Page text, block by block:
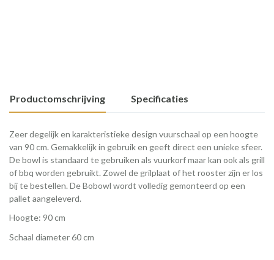
Productomschrijving Specificaties
Zeer degelijk en karakteristieke design vuurschaal op een hoogte
van 90 cm. Gemakkelijk in gebruik en geeft direct een unieke sfeer.
De bowl is standaard te gebruiken als vuurkorf maar kan ook als grill
of bbq worden gebruikt. Zowel de grilplaat of het rooster zijn er los
bij te bestellen. De Bobowl wordt volledig gemonteerd op een
pallet aangeleverd.
Hoogte: 90 cm
Schaal diameter 60 cm